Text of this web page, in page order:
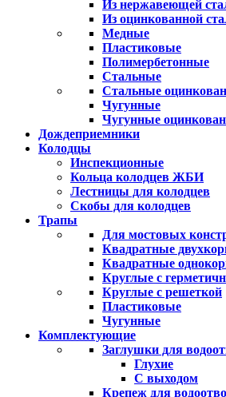
Из нержавеющей
Из оцинкованной
Медные
Пластиковые
Полимербетонные
Стальные
Стальные
Чугунные
Чугунные
Дождеприемники
Колодцы
Инспекционные
Кольца колодцев ЖБИ
Лестницы для колодцев
Скобы для колодцев
Трапы
Для мостовых
Квадратные
Квадратные
Круглые с
Круглые с решеткой
Пластиковые
Чугунные
Комплектующие
Заглушки для
Глухие
С выходом
Крепеж для